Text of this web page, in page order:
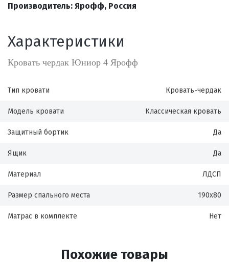
Производитель: Ярофф, Россия
Характеристики
Кровать чердак Юниор 4 Ярофф
Тип кровати Кровать-чердак
Модель кровати Классическая кровать
Защитный бортик Да
Ящик Да
Материал ЛДСП
Размер спального места 190х80
Матрас в комплекте Нет
Похожие товары